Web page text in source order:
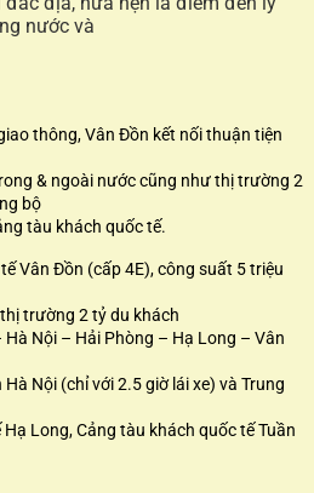
nước và
thông, Vân Đồn kết nối thuận tiện
& ngoài nước cũng như thị trường 2
bộ
tàu khách quốc tế.
Vân Đồn (cấp 4E), công suất 5 triệu
trường 2 tỷ du khách
Hà Nội – Hải Phòng – Hạ Long – Vân
Nội (chỉ với 2.5 giờ lái xe) và Trung
Long, Cảng tàu khách quốc tế Tuần